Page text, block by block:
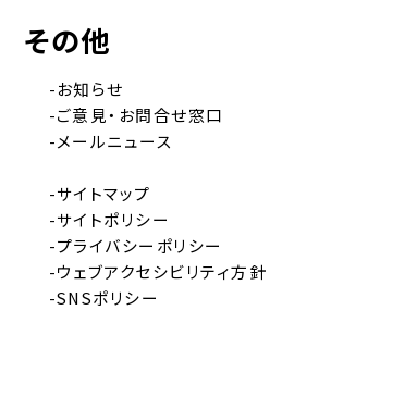
その他
-お知らせ
-ご意見・お問合せ窓口
-メールニュース
-サイトマップ
-サイトポリシー
-プライバシーポリシー
-ウェブアクセシビリティ方針
-SNSポリシー